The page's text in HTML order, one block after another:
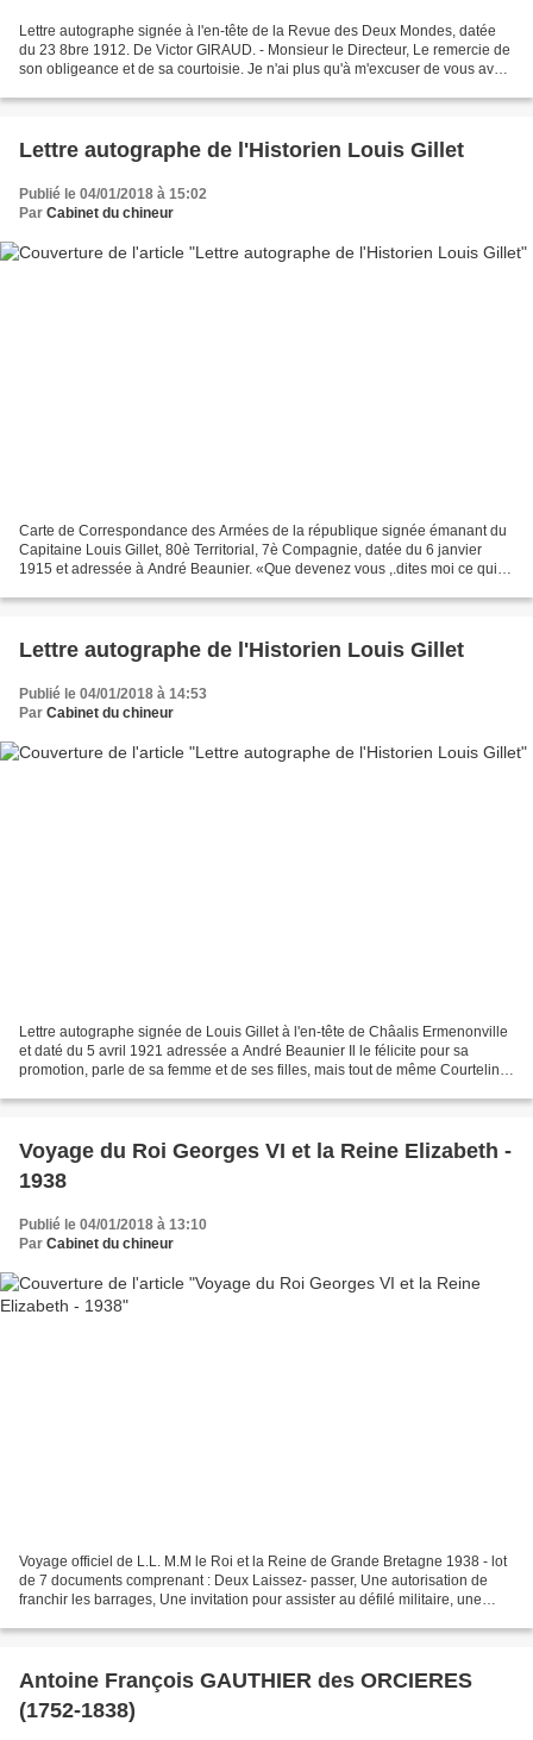
Lettre autographe signée à l'en-tête de la Revue des Deux Mondes, datée
du 23 8bre 1912. De Victor GIRAUD. - Monsieur le Directeur, Le remercie de
son obligeance et de sa courtoisie. Je n'ai plus qu'à m'excuser de vous avoir
Lettre autographe de l'Historien Louis Gillet
Publié le 04/01/2018 à 15:02
Par Cabinet du chineur
Carte de Correspondance des Armées de la république signée émanant du
Capitaine Louis Gillet, 80è Territorial, 7è Compagnie, datée du 6 janvier
1915 et adressée à André Beaunier. «Que devenez vous ,.dites moi ce qui
Lettre autographe de l'Historien Louis Gillet
Publié le 04/01/2018 à 14:53
Par Cabinet du chineur
Lettre autographe signée de Louis Gillet à l'en-tête de Châalis Ermenonville
et daté du 5 avril 1921 adressée a André Beaunier Il le félicite pour sa
promotion, parle de sa femme et de ses filles, mais tout de même Courteline!
Voyage du Roi Georges VI et la Reine Elizabeth -
1938
Publié le 04/01/2018 à 13:10
Par Cabinet du chineur
Voyage officiel de L.L. M.M le Roi et la Reine de Grande Bretagne 1938 - lot
de 7 documents comprenant : Deux Laissez- passer, Une autorisation de
franchir les barrages, Une invitation pour assister au défilé militaire, une
Antoine François GAUTHIER des ORCIERES
(1752-1838)